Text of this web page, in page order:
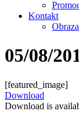
Kontakt
05/08/
[featured_image]
Download
Download is